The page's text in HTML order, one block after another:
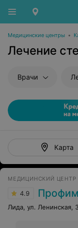
Медицинские центры •
Лечение
Врачи
Карта
МЕДИЦИНСКИЙ ЦЕНТР
4.9
Лида, ул. Ленинская,